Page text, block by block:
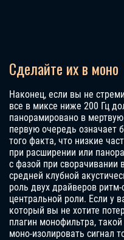
Сделайте их в моно
Наконец, если вы не
все в миксе ниже 200 Гц
панорамировано в
первую очередь означает
того факта, что низкие
при расширении или
с фазой при сворачивании
средней клубной
роль двух драйверов
центральной роли. Если у
который вы не хотите
плагин монофильтра,
моно-изолировать сигнал